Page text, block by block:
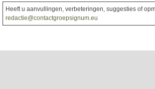
Heeft u aanvullingen, verbeteringen, suggesties of
redactie@contactgroepsignum.eu